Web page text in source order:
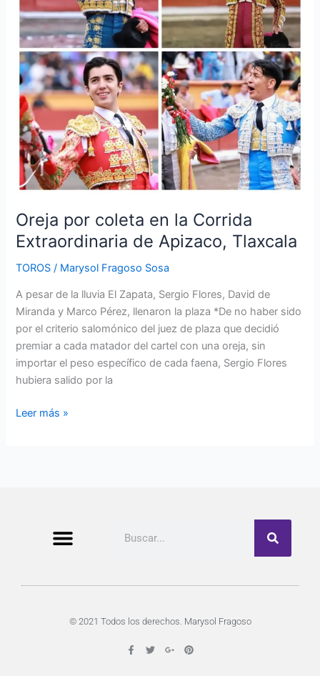
Oreja por coleta en la Corrida
Extraordinaria de Apizaco, Tlaxcala
TOROS / Marysol Fragoso Sosa
A pesar de la lluvia El Zapata, Sergio Flores, David de
Miranda y Marco Pérez, llenaron la plaza *De no haber sido
por el criterio salomónico del juez de plaza que decidió
premiar a cada matador del cartel con una oreja, sin
importar el peso específico de cada faena, Sergio Flores
hubiera salido por la
Extraordinaria
de
Apizaco,
Tlaxcala
Leer más »
© 2021 Todos los derechos. Marysol Fragoso
F
a
T
w
G
o
P
i